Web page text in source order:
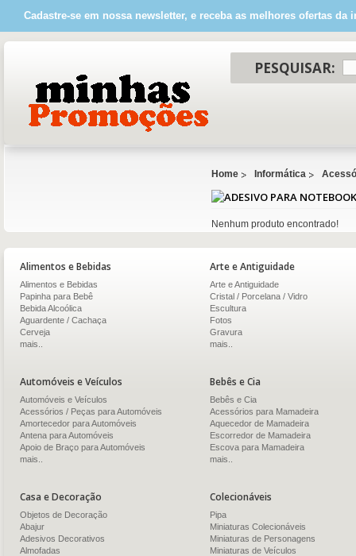
Cadastre-se em nossa newsletter, e receba as melhores ofertas da
PESQUISAR:
Home Informática
Nenhum produto encontrado!
Alimentos e Bebidas
Alimentos e Bebidas
Papinha para Bebê
Bebida Alcoólica
Aguardente / Cachaça
Cerveja
mais..
Arte e Antiguidade
Arte e Antiguidade
Cristal / Porcelana / Vidro
Escultura
Fotos
Gravura
mais..
Automóveis e Veículos
Automóveis e Veículos
Acessórios / Peças para Automóveis
Amortecedor para Automóveis
Antena para Automóveis
Apoio de Braço para Automóveis
mais..
Bebês e Cia
Bebês e Cia
Acessórios para Mamadeira
Aquecedor de Mamadeira
Escorredor de Mamadeira
Escova para Mamadeira
mais..
Casa e Decoração
Objetos de Decoração
Abajur
Adesivos Decorativos
Almofadas
Colecionáveis
Pipa
Miniaturas Colecionáveis
Miniaturas de Personagens
Miniaturas de Veículos